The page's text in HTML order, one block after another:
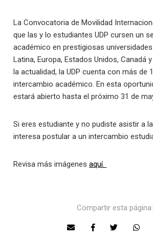
La Convocatoria de Movilidad
que las y lo estudiantes UDP cursen un
académico en prestigiosas
Latina, Europa, Estados Unidos, Canadá
la actualidad, la UDP cuenta con más de
intercambio académico. En esta
estará abierto hasta el próximo 31 de
Si eres estudiante y no pudiste asistir a
interesa postular a un intercambio
Revisa más imágenesaquí.
Compartir esta página: